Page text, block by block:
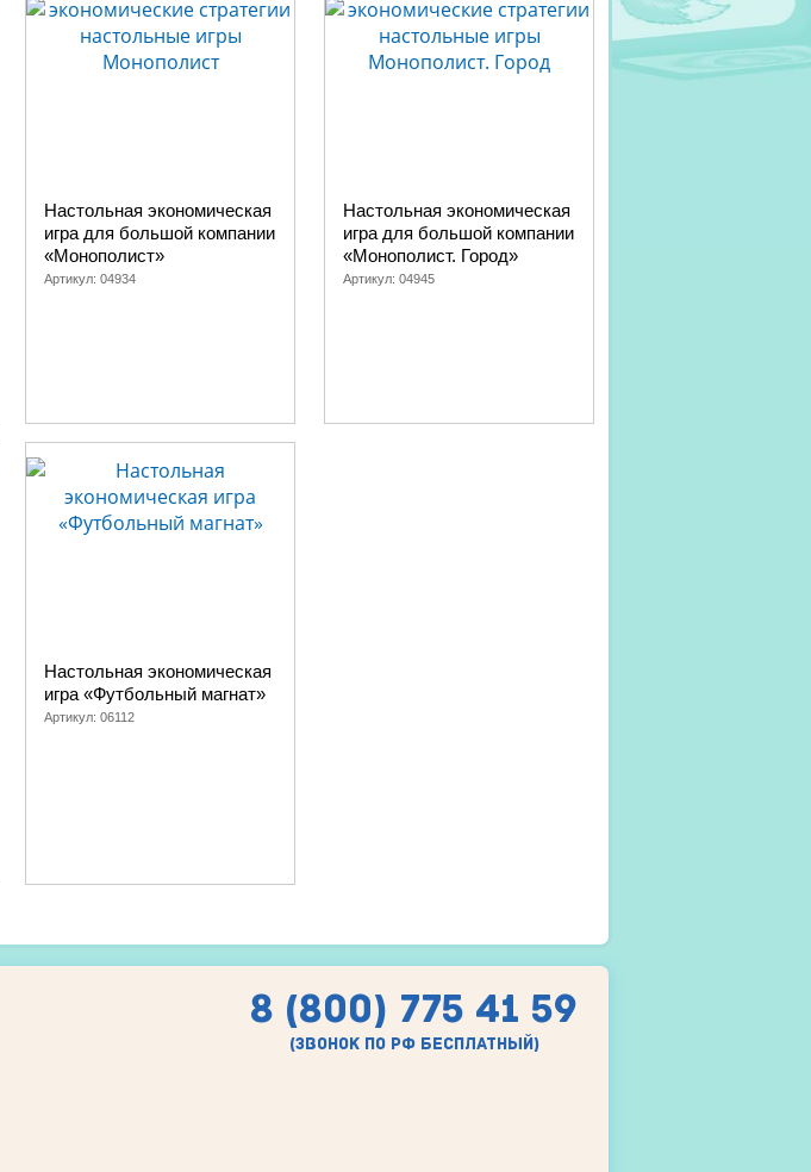
Настольная экономическая
игра для большой компании
«Монополист»
Артикул: 04934
Настольная экономическая
игра для большой компании
«Монополист. Город»
Артикул: 04945
Настольная экономическая
игра «Футбольный магнат»
Артикул: 06112
8 (800) 775 41 59
(звонок по рф бесплатный)